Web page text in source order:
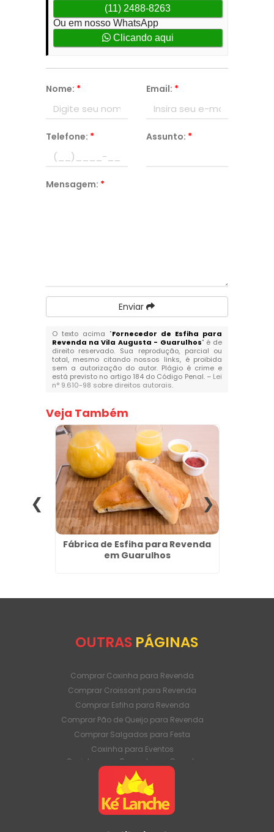
(11) 2488-8263
Ou em nosso WhatsApp
Clicando aqui
Nome: * Email: *
Telefone: * Assunto: *
Mensagem: *
Enviar
O texto acima "Fornecedor de Esfiha para
Revenda na Vila Augusta - Guarulhos" é de
direito reservado. Sua reprodução, parcial ou
total, mesmo citando nossos links, é proibida
sem a autorização do autor. Plágio é crime e
está previsto no artigo 184 do Código Penal. – Lei
n° 9.610-98 sobre direitos autorais.
Veja Também
Fábrica de Esfiha para Revenda
em Guarulhos
OUTRAS PÁGINAS
Comprar Coxinha para Revenda
Comprar Croissant para Revenda
Comprar Esfiha para Revenda
Comprar Pão de Queijo para Revenda
Comprar Salgados para Festa
Coxinha para Eventos
Coxinha para Revenda em Grande
Quantidade
Coxinha para Venda Direto da Fábrica
Coxinha para Venda em Atacado
Croissant para Revenda em Grande